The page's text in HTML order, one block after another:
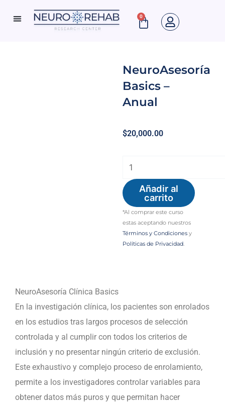
0
Cart
NeuroAsesoría
Basics –
Anual
$20,000.00
NeuroAsesoría
Basics
–
Anual
cantidad
Añadir al
carrito
*Al comprar este curso
estas aceptando nuestros
Términos y Condiciones y
Políticas de Privacidad.
NeuroAsesoría Clínica Basics
En la investigación clínica, los pacientes son enrolados
en los estudios tras largos procesos de selección
controlada y al cumplir con todos los criterios de
inclusión y no presentar ningún criterio de exclusión.
Este exhaustivo y complejo proceso de enrolamiento,
permite a los investigadores controlar variables para
obtener datos más puros y que permitan hacer